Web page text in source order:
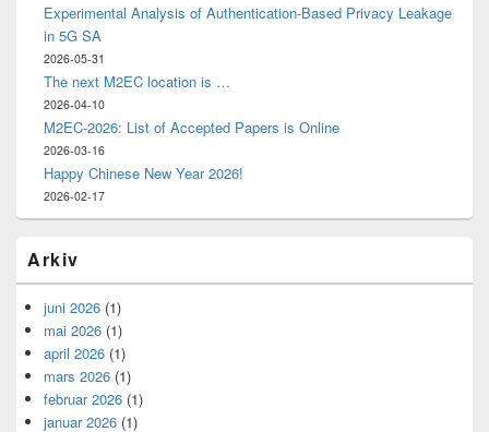
Experimental Analysis of Authentication-Based Privacy Leakage
in 5G SA
2026-05-31
The next M2EC location is …
2026-04-10
M2EC-2026: List of Accepted Papers is Online
2026-03-16
Happy Chinese New Year 2026!
2026-02-17
Arkiv
juni 2026 (1)
mai 2026 (1)
april 2026 (1)
mars 2026 (1)
februar 2026 (1)
januar 2026 (1)